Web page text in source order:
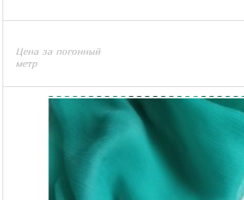
Цена за погонный
метр